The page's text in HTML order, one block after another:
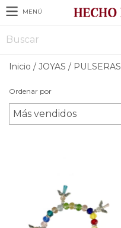
MENÚ
Inicio / JOYAS / PULSERAS
Ordenar por